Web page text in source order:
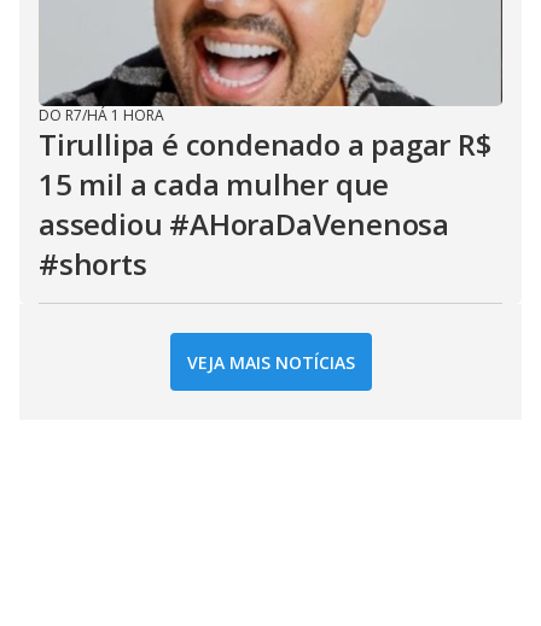
DO R7/HÁ 1 HORA
Tirullipa é condenado a pagar R$
15 mil a cada mulher que
assediou #AHoraDaVenenosa
#shorts
VEJA MAIS NOTÍCIAS